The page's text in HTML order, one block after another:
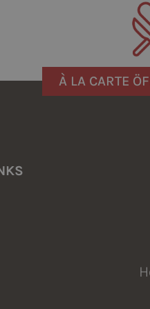
À LA CARTE